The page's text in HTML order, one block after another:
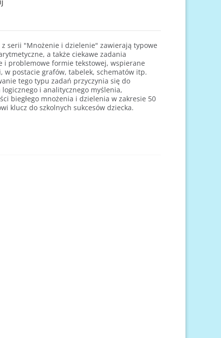
z serii "Mnożenie i dzielenie" zawierają typowe
a także ciekawe zadania
i problemowe formie tekstowej, wspierane
w postacie grafów, tabelek, schematów itp.
tego typu zadań przyczynia się do
i analitycznego myślenia,
biegłego mnożenia i dzielenia w zakresie 50
klucz do szkolnych sukcesów dziecka.